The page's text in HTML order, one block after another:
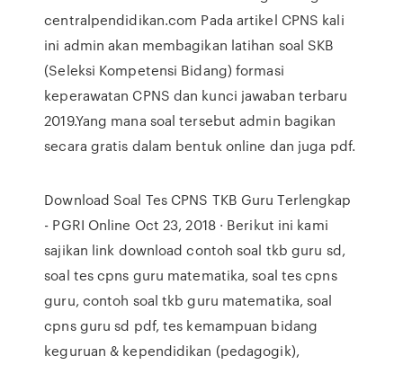
centralpendidikan.com Pada artikel CPNS kali
ini admin akan membagikan latihan soal SKB
(Seleksi Kompetensi Bidang) formasi
keperawatan CPNS dan kunci jawaban terbaru
2019.Yang mana soal tersebut admin bagikan
secara gratis dalam bentuk online dan juga pdf.
Download Soal Tes CPNS TKB Guru Terlengkap
- PGRI Online Oct 23, 2018 · Berikut ini kami
sajikan link download contoh soal tkb guru sd,
soal tes cpns guru matematika, soal tes cpns
guru, contoh soal tkb guru matematika, soal
cpns guru sd pdf, tes kemampuan bidang
keguruan & kependidikan (pedagogik),